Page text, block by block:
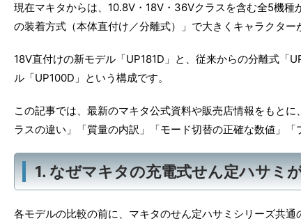
現在マキタからは、10.8V・18V・36Vクラスを含む全5機
の装着方式（本体直付け／分離式）」で大きくキャラクター
18V直付けの新モデル「UP181D」と、従来からの分離式
ル「UP100D」という構成です。
この記事では、最新のマキタ公式資料や販売店情報をもと
ラスの違い」「質量の内訳」「モード切替の正確な数値」
1. なぜマキタの充電式せん定ハサミ
各モデルの比較の前に、マキタのせん定ハサミシリーズ共通